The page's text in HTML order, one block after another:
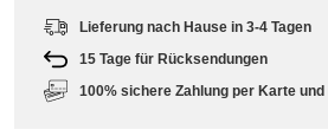
Lieferung nach Hause in 3-4 Tagen
15 Tage für Rücksendungen
100% sichere Zahlung per Karte und